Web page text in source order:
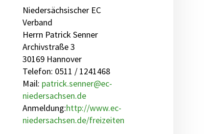
Niedersächsischer EC
Verband
Herrn Patrick Senner
Archivstraße 3
30169 Hannover
Telefon: 0511 / 1241468
Mail: patrick.senner@ec-
niedersachsen.de
Anmeldung:http://www.ec-
niedersachsen.de/freizeiten